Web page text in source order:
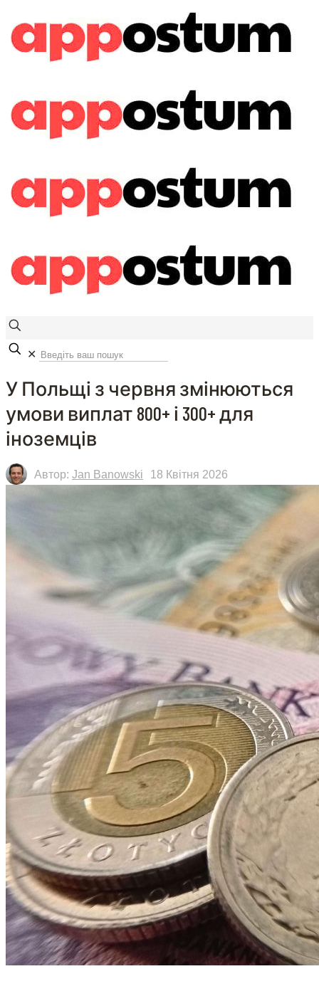
✕
У Польщі з червня змінюються
умови виплат 800+ і 300+ для
іноземців
Автор: Jan Banowski 18 Квітня 2026